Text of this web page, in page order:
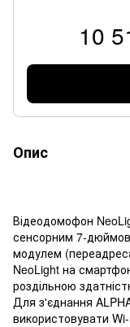
10
Опис
Відеодомофон
сенсорним 7-
модулем
NeoLight на
роздільною
Для з'єднання
використовувати